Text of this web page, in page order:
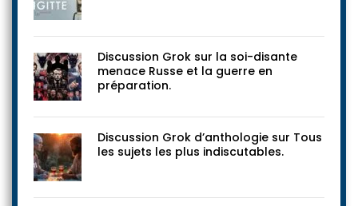
Discussion Grok sur la soi-disante
menace Russe et la guerre en
préparation.
Discussion Grok d’anthologie sur Tous
les sujets les plus indiscutables.